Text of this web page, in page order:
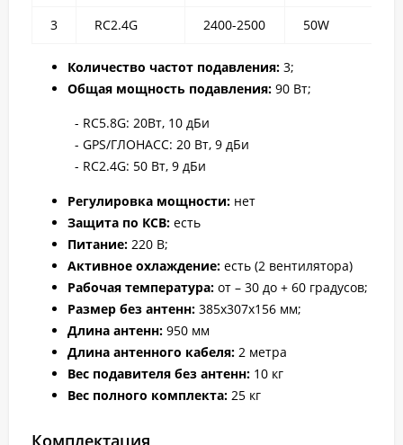
3 RC2.4G 2400-2500 50W
Количество частот подавления: 3;
Общая мощность подавления: 90 Вт;
- RC5.8G: 20Вт, 10 дБи
- GPS/ГЛОНАСС: 20 Вт, 9 дБи
- RC2.4G: 50 Вт, 9 дБи
Регулировка мощности: нет
Защита по КСВ: есть
Питание: 220 В;
Активное охлаждение: есть (2 вентилятора)
Рабочая температура: от – 30 до + 60 градусов;
Размер без антенн: 385x307x156 мм;
Длина антенн: 950 мм
Длина антенного кабеля: 2 метра
Вес подавителя без антенн: 10 кг
Вес полного комплекта: 25 кг